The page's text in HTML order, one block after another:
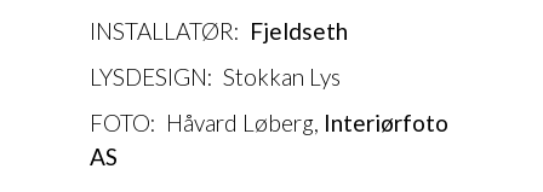
INSTALLATØR: Fjeldseth
LYSDESIGN: Stokkan Lys
FOTO: Håvard Løberg, Interiørfoto
AS